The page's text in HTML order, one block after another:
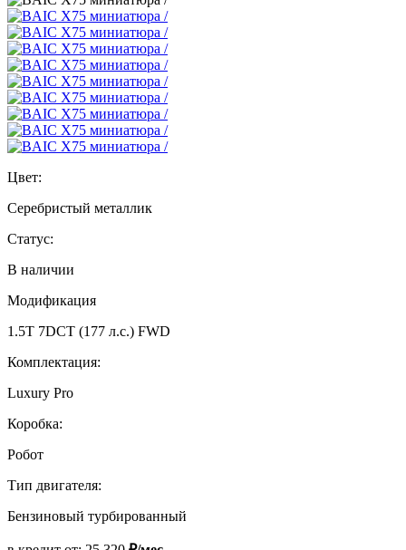
Цвет:
Серебристый металлик
Статус:
В наличии
Модификация
1.5T 7DCT (177 л.с.) FWD
Комплектация:
Luxury Pro
Коробка:
Робот
Тип двигателя:
Бензиновый турбированный